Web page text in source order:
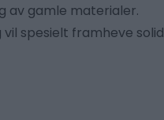
av gamle materialer.
spesielt framheve solid